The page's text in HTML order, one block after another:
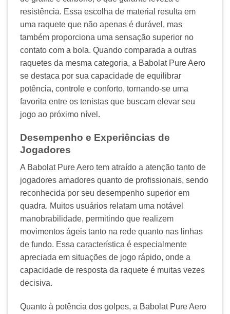
resistência. Essa escolha de material resulta em
uma raquete que não apenas é durável, mas
também proporciona uma sensação superior no
contato com a bola. Quando comparada a outras
raquetes da mesma categoria, a Babolat Pure Aero
se destaca por sua capacidade de equilibrar
potência, controle e conforto, tornando-se uma
favorita entre os tenistas que buscam elevar seu
jogo ao próximo nível.
Desempenho e Experiências de
Jogadores
A Babolat Pure Aero tem atraído a atenção tanto de
jogadores amadores quanto de profissionais, sendo
reconhecida por seu desempenho superior em
quadra. Muitos usuários relatam uma notável
manobrabilidade, permitindo que realizem
movimentos ágeis tanto na rede quanto nas linhas
de fundo. Essa característica é especialmente
apreciada em situações de jogo rápido, onde a
capacidade de resposta da raquete é muitas vezes
decisiva.
Quanto à potência dos golpes, a Babolat Pure Aero